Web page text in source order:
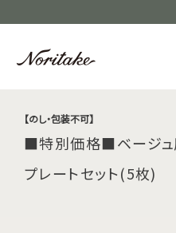
【のし・包装不可】
■特別価格■ベージュ
プレートセット(5枚)